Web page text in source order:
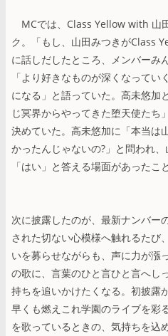
MCでは、Class Yellow with 山
ク。「もし、山田みつきがClass
に話しだしたところ、メンバーみ
「より好きなものが深くなって
になる」と語っていた。高未悠加
じ冥界からやってきた堕天使たち
決めていた。高未悠加に「本当は
かったんじゃないの?」と問われ
「はい」と答える場面があったこ
次に披露したのが、最新ナンバー
された切ない心模様へ触れるたび
いを募らせながらも、声に力が漲
の歌に、言葉のひと言ひと言へし
持ちを追いかけたくなる。初披露
早くも燃えこれ学園のライブを彩
を歌っているときの、気持ちを込